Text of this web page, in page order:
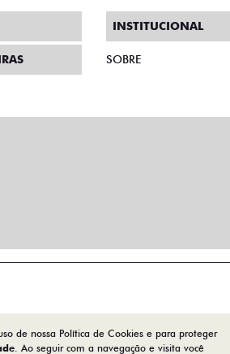
INSTITUCIONAL
SOBRE
de nossa Política de Cookies e para proteger
. Ao seguir com a navegação e visita você